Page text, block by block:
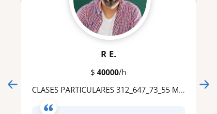
R E.
$ 40000/h
CLASES PARTICULARES 312_647_73_55 Matemáticas,Álgebra,Cálculo 1,2 y 3 ,y otras.En Medellín,Y LLano Grande (Rionegro Antioquia) EAFIT, EIA, UNAL,UDEA,UCO,UANDES,UJAVERIANA